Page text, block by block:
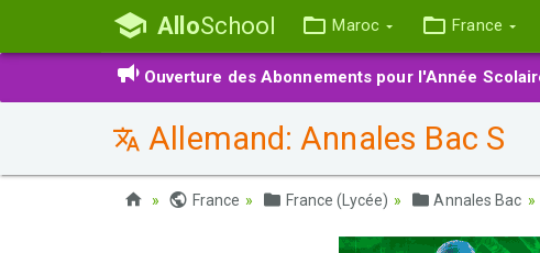
AlloSchool Maroc France
Ouverture des Abonnements pour l'Année
Allemand: Annales Bac S
France France (Lycée) Annales Bac